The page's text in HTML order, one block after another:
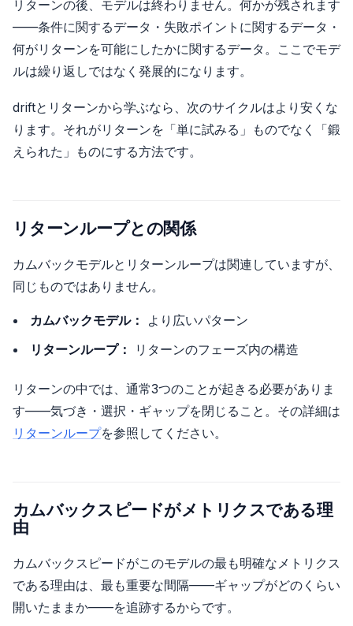
リターンの後、モデルは終わりません。何かが残されます
——条件に関するデータ・失敗ポイントに関するデータ・
何がリターンを可能にしたかに関するデータ。ここでモデ
ルは繰り返しではなく発展的になります。
driftとリターンから学ぶなら、次のサイクルはより安くな
ります。それがリターンを「単に試みる」ものでなく「鍛
えられた」ものにする方法です。
リターンループとの関係
カムバックモデルとリターンループは関連していますが、
同じものではありません。
カムバックモデル：
より広いパターン
リターンループ：
リターンのフェーズ内の構造
リターンの中では、通常3つのことが起きる必要がありま
す——気づき・選択・ギャップを閉じること。その詳細は
リターンループを参照してください。
カムバックスピードがメトリクスである理
由
カムバックスピードがこのモデルの最も明確なメトリクス
である理由は、最も重要な間隔——ギャップがどのくらい
開いたままか——を追跡するからです。